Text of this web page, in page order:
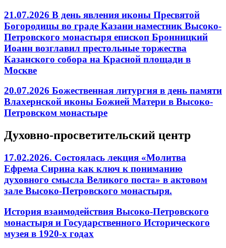
21.07.2026 В день явления иконы Пресвятой
Богородицы во граде Казани наместник Высоко-
Петровского монастыря епископ Бронницкий
Иоанн возглавил престольные торжества
Казанского собора на Красной площади в
Москве
20.07.2026 Божественная литургия в день памяти
Влахернской иконы Божией Матери в Высоко-
Петровском монастыре
Духовно-просветительский центр
17.02.2026. Состоялась лекция «Молитва
Ефрема Сирина как ключ к пониманию
духовного смысла Великого поста» в актовом
зале Высоко-Петровского монастыря.
История взаимодействия Высоко-Петровского
монастыря и Государственного Исторического
музея в 1920-х годах